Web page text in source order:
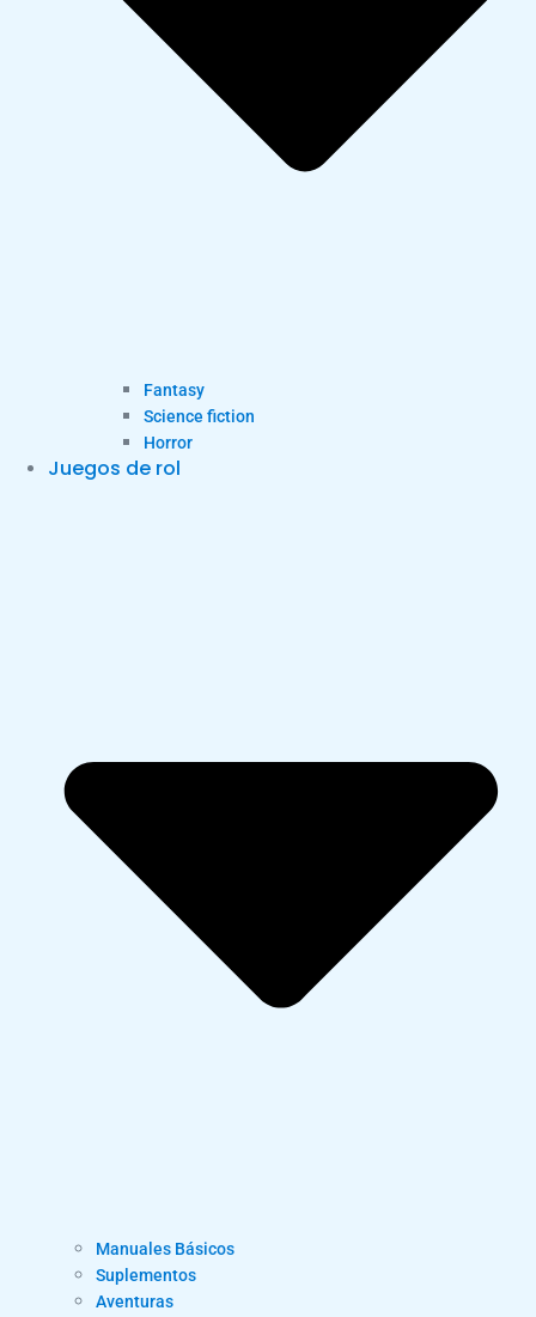
Fantasy
Science fiction
Horror
Juegos de rol
Manuales Básicos
Suplementos
Aventuras